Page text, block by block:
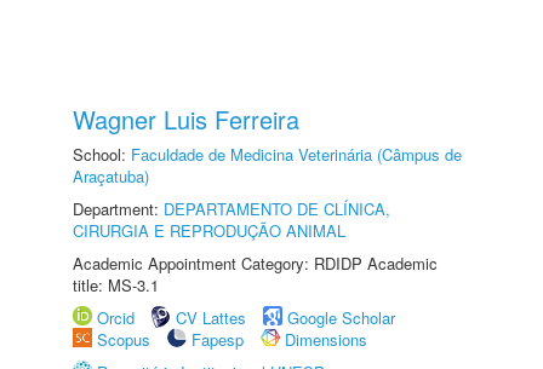
Wagner Luis Ferreira
School: Faculdade de Medicina Veterinária (Câmpus de
Araçatuba)
Department: DEPARTAMENTO DE CLÍNICA,
CIRURGIA E REPRODUÇÃO ANIMAL
Academic Appointment Category: RDIDP Academic
title: MS-3.1
Orcid
CV Lattes
Google Scholar
Scopus
Fapesp
Dimensions